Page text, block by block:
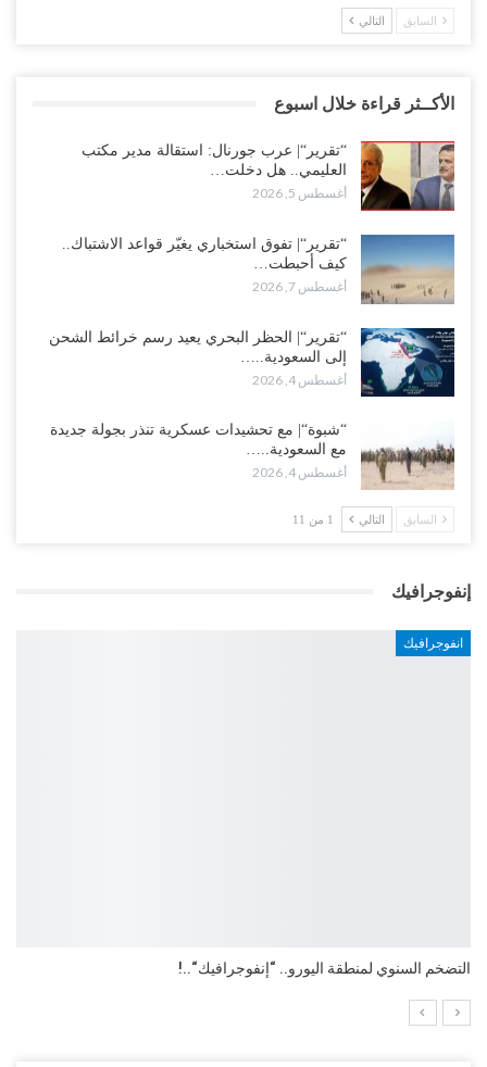
السابق التالي
الأكــثر قراءة خلال اسبوع
“تقرير“| عرب جورنال: استقالة مدير مكتب
العليمي.. هل دخلت…
أغسطس 5, 2026
“تقرير“| تفوق استخباري يغيّر قواعد الاشتباك..
كيف أحبطت…
أغسطس 7, 2026
“تقرير“| الحظر البحري يعيد رسم خرائط الشحن
إلى السعودية..…
أغسطس 4, 2026
“شبوة“| مع تحشيدات عسكرية تنذر بجولة جديدة
مع السعودية..…
أغسطس 4, 2026
السابق التالي 1 من 11
إنفوجرافيك
انفوجرافيك
التضخم السنوي لمنطقة اليورو.. “إنفوجرافيك“..!